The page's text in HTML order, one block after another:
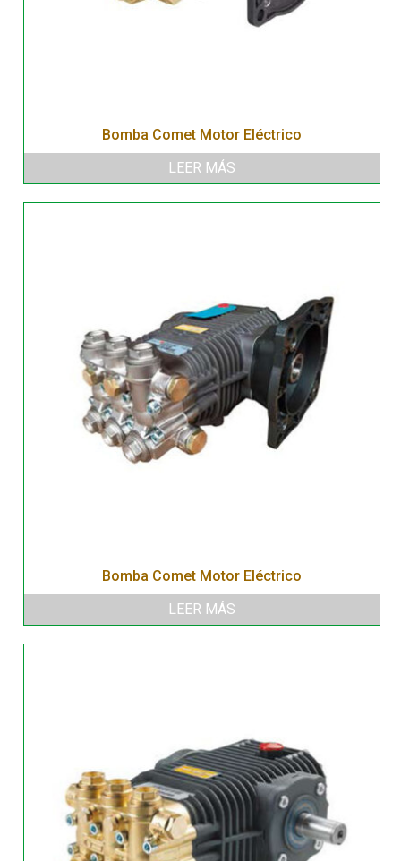
Bomba Comet Motor Eléctrico
LEER MÁS
Bomba Comet Motor Eléctrico
LEER MÁS